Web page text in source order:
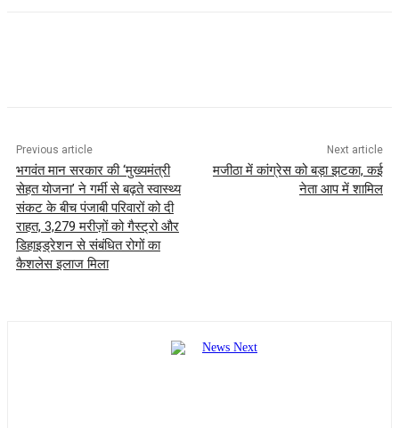
Previous article
भगवंत मान सरकार की ‘मुख्यमंत्री
सेहत योजना’ ने गर्मी से बढ़ते स्वास्थ्य
संकट के बीच पंजाबी परिवारों को दी
राहत, 3,279 मरीज़ों को गैस्ट्रो और
डिहाइड्रेशन से संबंधित रोगों का
कैशलेस इलाज मिला
Next article
मजीठा में कांग्रेस को बड़ा झटका, कई
नेता आप में शामिल